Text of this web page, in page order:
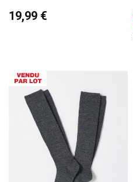
19,99 €